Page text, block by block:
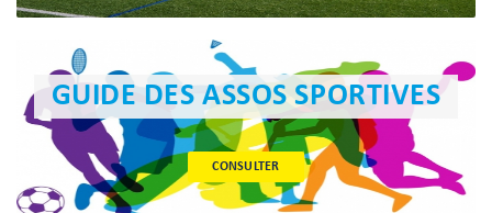
GUIDE DES ASSOS SPORTIVES
CONSULTER